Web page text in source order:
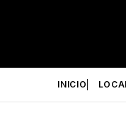
INICIO